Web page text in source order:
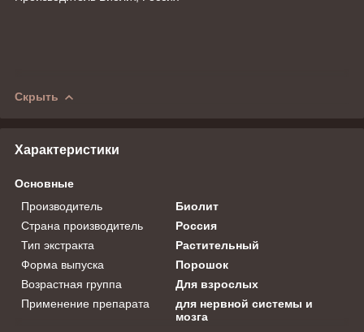
Скрыть
Характеристики
Основные
Производитель
Биолит
Страна производитель
Россия
Тип экстракта
Растительный
Форма выпуска
Порошок
Возрастная группа
Для взрослых
Применение препарата
для нервной системы и
мозга